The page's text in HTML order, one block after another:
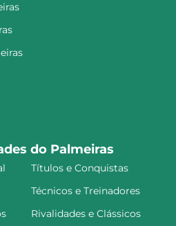
do Palmeiras
Títulos e Conquistas
Técnicos e Treinadores
Rivalidades e Clássicos